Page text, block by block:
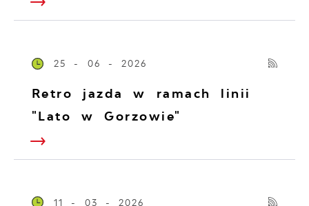
25 - 06 - 2026
Retro jazda w ramach linii
"Lato w Gorzowie"
11 - 03 - 2026